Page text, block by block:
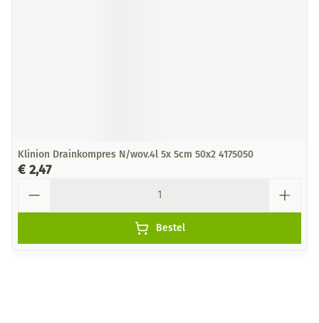
Klinion Drainkompres N/wov.4l 5x 5cm 50x2 4175050
€ 2,47
Bestel